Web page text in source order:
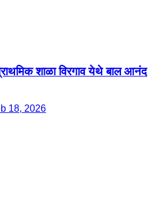
शाळा विरगाव येथे बाल आनंद
18, 2026